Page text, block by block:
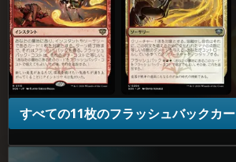
すべての11枚のフラッシュバックカ